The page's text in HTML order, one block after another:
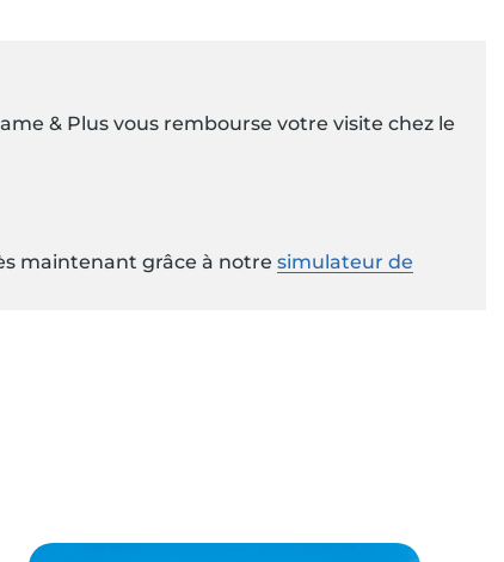
& Plus vous rembourse votre visite chez le
maintenant grâce à notre simulateur de